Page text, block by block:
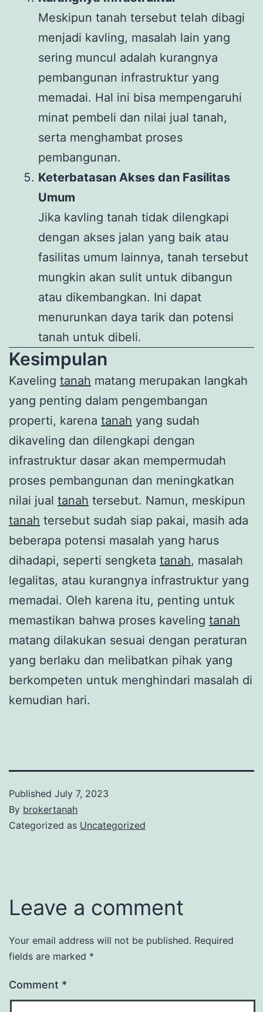
Meskipun tanah tersebut telah dibagi
menjadi kavling, masalah lain yang
sering muncul adalah kurangnya
pembangunan infrastruktur yang
memadai. Hal ini bisa mempengaruhi
minat pembeli dan nilai jual tanah,
serta menghambat proses
pembangunan.
Keterbatasan Akses dan Fasilitas
Umum
Jika kavling tanah tidak dilengkapi
dengan akses jalan yang baik atau
fasilitas umum lainnya, tanah tersebut
mungkin akan sulit untuk dibangun
atau dikembangkan. Ini dapat
menurunkan daya tarik dan potensi
tanah untuk dibeli.
Kesimpulan
Kaveling tanah matang merupakan langkah
yang penting dalam pengembangan
properti, karena tanah yang sudah
dikaveling dan dilengkapi dengan
infrastruktur dasar akan mempermudah
proses pembangunan dan meningkatkan
nilai jual tanah tersebut. Namun, meskipun
tanah tersebut sudah siap pakai, masih ada
beberapa potensi masalah yang harus
dihadapi, seperti sengketa tanah, masalah
legalitas, atau kurangnya infrastruktur yang
memadai. Oleh karena itu, penting untuk
memastikan bahwa proses kaveling tanah
matang dilakukan sesuai dengan peraturan
yang berlaku dan melibatkan pihak yang
berkompeten untuk menghindari masalah di
kemudian hari.
Published July 7, 2023
By brokertanah
Categorized as Uncategorized
Leave a comment
Your email address will not be published. Required
fields are marked *
Comment *